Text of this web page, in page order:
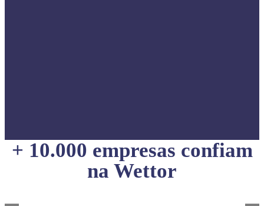
+ 10.000 empresas confiam
na Wettor